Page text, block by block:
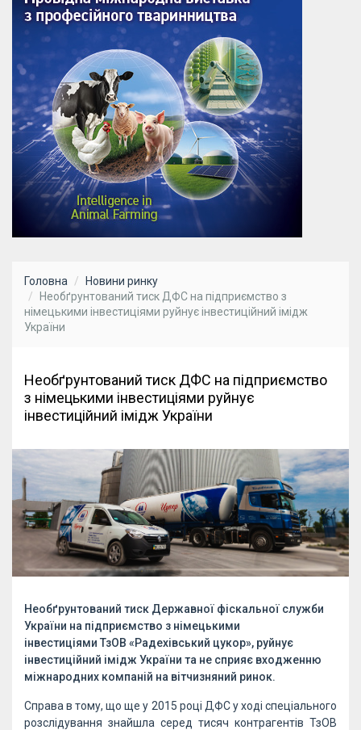
Головна
Новини ринку
Необґрунтований тиск ДФС на підприємство з
німецькими інвестиціями руйнує інвестиційний імідж
України
Необґрунтований тиск ДФС на підприємство
з німецькими інвестиціями руйнує
інвестиційний імідж України
Необґрунтований тиск Державної фіскальної служби
України на підприємство з німецькими
інвестиціями ТзОВ «Радехівський цукор», руйнує
інвестиційний імідж України та не сприяє входженню
міжнародних компаній на вітчизняний ринок.
Справа в тому, що ще у 2015 році ДФС у ході спеціального
розслідування знайшла серед тисяч контрагентів ТзОВ